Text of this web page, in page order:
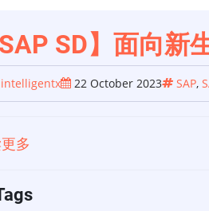
的
简
单
SAP SD】面向
intelligentx 22 October 2023 SAP,
多
【SAP